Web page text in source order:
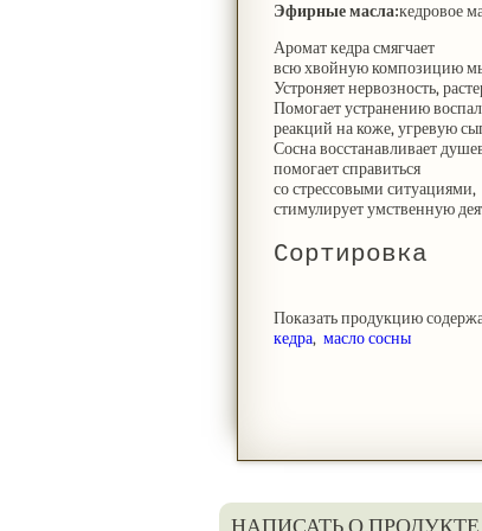
Эфирные масла:кедровое
Аромат кедра смягчает
всю хвойную композицию
Устроняет нервозность,
Помогает устранению
реакций на коже, угревую
Сосна восстанавливает
помогает справиться
со стрессовыми ситуациями,
стимулирует умственную
Сортировка
Показать продукцию
кедра, масло сосны